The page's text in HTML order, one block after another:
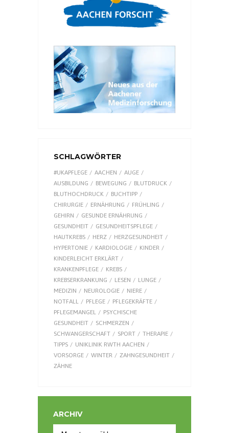
SCHLAGWÖRTER
#UKAPFLEGE AACHEN
AUGE
AUSBILDUNG
BEWEGUNG
BLUTDRUCK
BLUTHOCHDRUCK
BUCHTIPP
CHIRURGIE
ERNÄHRUNG
FRÜHLING
GEHIRN
GESUNDE ERNÄHRUNG
GESUNDHEIT
GESUNDHEITSPFLEGE
HAUTKREBS
HERZ
HERZGESUNDHEIT
HYPERTONIE
KARDIOLOGIE
KINDER
KINDERLEICHT ERKLÄRT
KRANKENPFLEGE
KREBS
KREBSERKRANKUNG
LESEN
LUNGE
MEDIZIN
NEUROLOGIE
NIERE
NOTFALL
PFLEGE
PFLEGEKRÄFTE
PFLEGEMANGEL
PSYCHISCHE
GESUNDHEIT
SCHMERZEN
SCHWANGERSCHAFT
SPORT
THERAPIE
TIPPS
UNIKLINIK RWTH AACHEN
VORSORGE
WINTER
ZAHNGESUNDHEIT
ZÄHNE
ARCHIV